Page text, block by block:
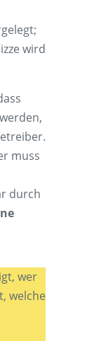
wird
muss
durch
wer
welche